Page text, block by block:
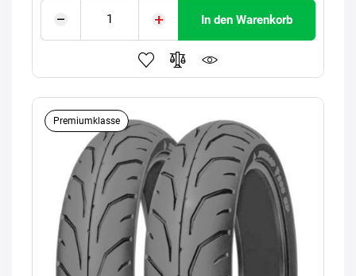
In den Warenkorb
Premiumklasse